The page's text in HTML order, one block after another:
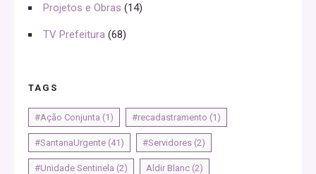
Projetos e Obras (14)
TV Prefeitura (68)
TAGS
#Ação Conjunta (1) #recadastramento (1)
#SantanaUrgente (41) #Servidores (2)
#Unidade Sentinela (2) Aldir Blanc (2)